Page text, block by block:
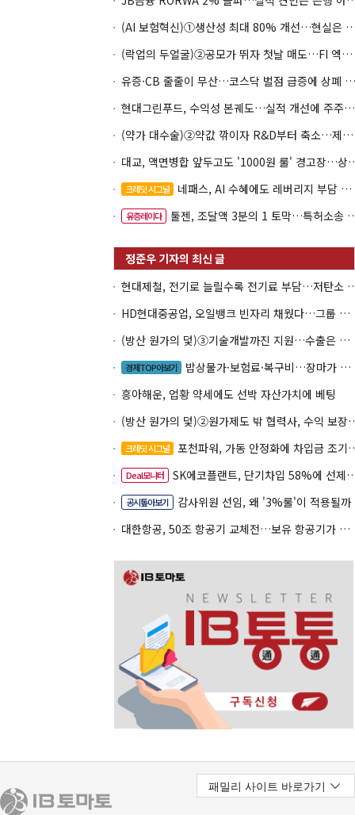
(AI 보험혁신)①생산성 최대 80%
(락업의 두얼굴)②공모가 뛰자 첫날 매도…FI 엑시트 전략 갈렸다
유증·CB 줄줄이 무산…코스닥 벌점 급증에 상폐 압박
현대그린푸드, 수익성 본궤도…실적 개선에 주주환원까지
(약가 대수술)②약값 깎이자 R&D부터 축소…제약업계 비상경영 돌입
대교, 액면병합 앞두고
크레딧 시그널 네패스, AI 수혜에도 레버리지 부담 여전
유증레이다 툴젠, 조달액 3분의 1 토막…특허소송 비용부터 챙긴다
현대제철, 전기로 늘릴수록
HD현대중공업, 오일뱅크 빈자리 채웠다…그룹 배당 핵심축 부상
(방산 원가의 덫)③기술개발까진 지원…수출은 각자도생
경제TOP아보기
밥상물가·보험료·복구비…장마가 내미는 청구서
흥아해운, 업황 약세에도 선박 자산가치에 베팅
(방산 원가의 덫)②원가제
크레딧 시그널 포천파워, 가동 안정화에 차입금 조기상환 속도
Deal모니터 SK에코플랜트, 단기차입 58%에 선제 차환 카드
공시톺아보기
감사위원 선임, 왜 '3%룰'이 적용될까
대한항공, 50조 항공기 교체전…보유 항공기가 조달 카드